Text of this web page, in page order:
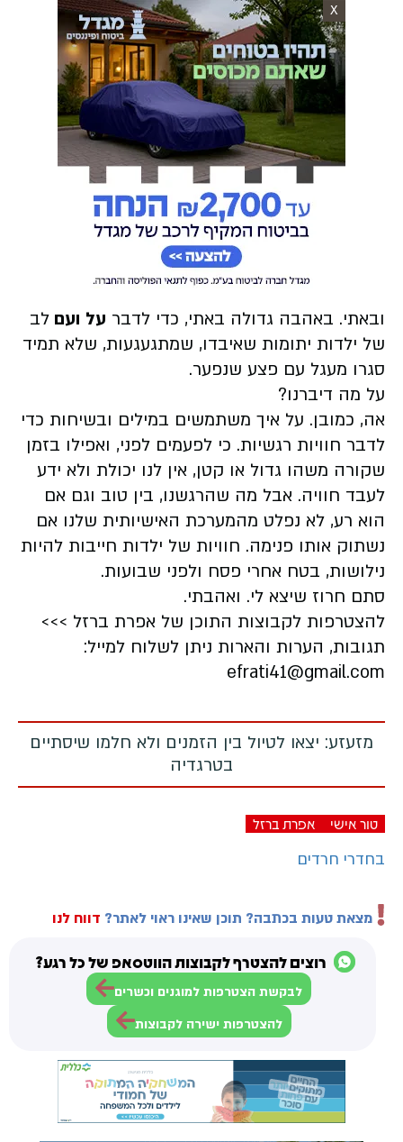
X
ובאתי. באהבה גדולה באתי, כדי לדבר על ועם לב
של ילדות יתומות שאיבדו, שמתגעגעות, שלא תמיד
סגרו מעגל עם פצע שנפער.
על מה דיברנו?
אה, כמובן. על איך משתמשים במילים ובשיחות כדי
לדבר חוויות רגשיות. כי לפעמים לפני, ואפילו בזמן
שקורה משהו גדול או קטן, אין לנו יכולת ולא ידע
לעבד חוויה. אבל מה שהרגשנו, בין טוב וגם אם
הוא רע, לא נפלט מהמערכת האישיותית שלנו אם
נשתוק אותו פנימה. חוויות של ילדות חייבות להיות
נילושות, בטח אחרי פסח ולפני שבועות.
סתם חרוז שיצא לי. ואהבתי.
להצטרפות לקבוצות התוכן של אפרת ברזל >>>​​​​​​​
תגובות, הערות והארות ניתן לשלוח למייל:
efrati41@gmail.com
מזעזע: יצאו לטיול בין הזמנים ולא חלמו שיסתיים
בטרגדיה
טור אישי אפרת ברזל
בחדרי חרדים
מצאת טעות בכתבה? תוכן שאינו ראוי לאתר? דווח לנו
רוצים להצטרף לקבוצות הווטסאפ של כל רגע?
לבקשת הצטרפות למוגנים וכשרים
להצטרפות ישירה לקבוצות